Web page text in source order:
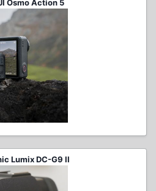
Osmo Action 5
Lumix DC-G9 II